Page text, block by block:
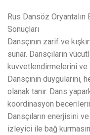
Rus Dansöz
Sonuçları
Dansçının zarif ve
sunar. Dansçıların
kuvvetlendirmelerini
Dansçının duygularını,
olanak tanır. Dans
koordinasyon
Dansçıların enerjisini
izleyici ile bağ